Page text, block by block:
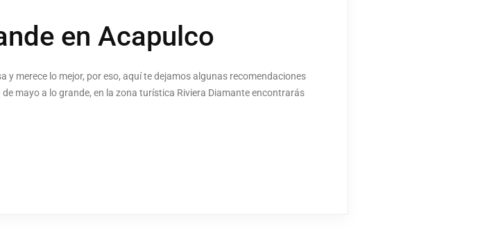
en Acapulco
y merece lo mejor, por eso, aquí te dejamos algunas recomendaciones
mayo a lo grande, en la zona turística Riviera Diamante encontrarás